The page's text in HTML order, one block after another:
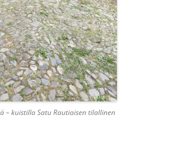
– kuistilla Satu Rautiaisen tilallinen